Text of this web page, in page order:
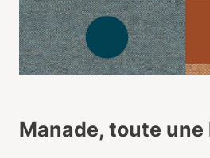
Manade, toute